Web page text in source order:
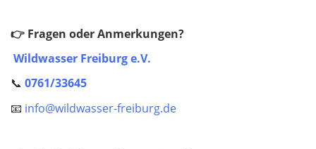
👉 Fragen oder Anmerkungen?
Wildwasser Freiburg e.V.
📞 0761/33645
📧 info@wildwasser-freiburg.de